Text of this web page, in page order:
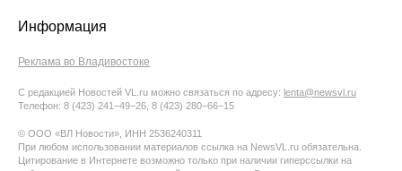
Информация
Реклама во Владивостоке
С редакцией Новостей VL.ru можно связаться по адресу: lenta@newsvl.ru
Телефон: 8 (423) 241−49−26, 8 (423) 280−66−15
© ООО «ВЛ Новости», ИНН 2536240311
При любом использовании материалов ссылка на NewsVL.ru обязательна.
Цитирование в Интернете возможно только при наличии гиперссылки на